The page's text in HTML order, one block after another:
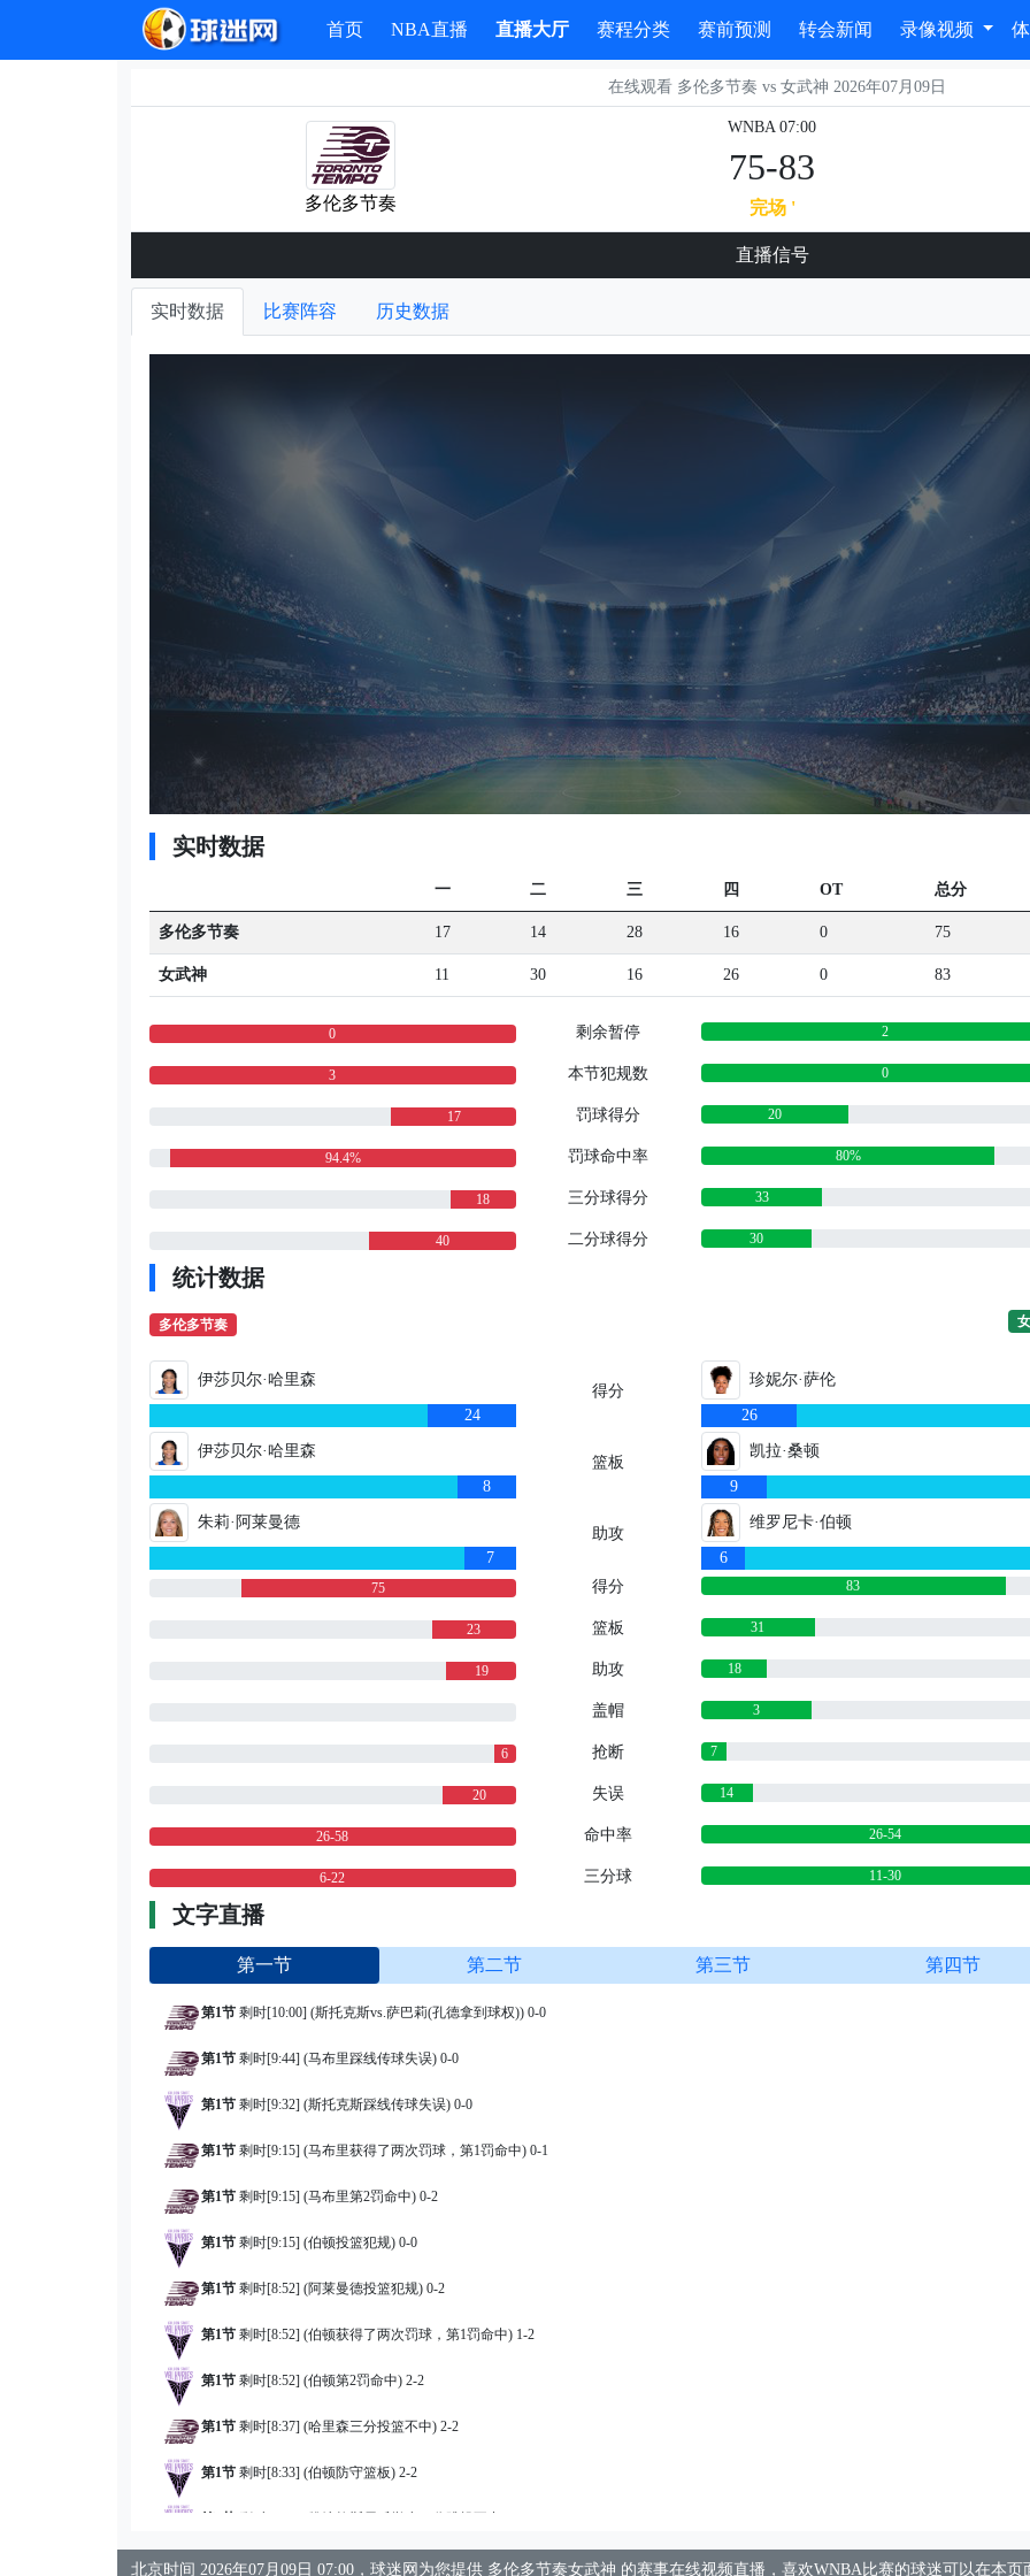
首页 NBA直播 直播大厅 赛程分类 赛前预测 转会新闻 录像视频
在线观看 多伦多节奏 vs 女武神 2026年07月09日
多伦多节奏
WNBA 07:00
75-83
完场 '
直播信号
实时数据 比赛阵容 历史数据
实时数据
一 二 三 四 OT 总分
多伦多节奏 17 14 28 16 0 75
女武神 11 30 16 26 0 83
0 剩余暂停 2
3 本节犯规数 0
17 罚球得分 20
94.4% 罚球命中率 80%
18 三分球得分 33
40 二分球得分 30
统计数据
多伦多节奏
伊莎贝尔·哈里森
24
得分
珍妮尔·萨伦
26
伊莎贝尔·哈里森
8
篮板
凯拉·桑顿
9
朱莉·阿莱曼德
7
助攻
维罗尼卡·伯顿
6
75 得分 83
23 篮板 31
19 助攻 18
盖帽 3
6 抢断 7
20 失误 14
26-58 命中率 26-54
6-22 三分球 11-30
文字直播
第一节 第二节 第三节 第四节
第1节 剩时[10:00] (斯托克斯vs.萨巴莉(孔德拿到球权)) 0-0
第1节 剩时[9:44] (马布里踩线传球失误) 0-0
第1节 剩时[9:32] (斯托克斯踩线传球失误) 0-0
第1节 剩时[9:15] (马布里获得了两次罚球，第1罚命中) 0-1
第1节 剩时[9:15] (马布里第2罚命中) 0-2
第1节 剩时[9:15] (伯顿投篮犯规) 0-0
第1节 剩时[8:52] (阿莱曼德投篮犯规) 0-2
第1节 剩时[8:52] (伯顿获得了两次罚球，第1罚命中) 1-2
第1节 剩时[8:52] (伯顿第2罚命中) 2-2
第1节 剩时[8:37] (哈里森三分投篮不中) 2-2
第1节 剩时[8:33] (伯顿防守篮板) 2-2
第1节剩时[8:23] (阿莱曼德防守篮板) 2-2
北京时间 2026年07月09日 07:00，球迷网为您提供 多伦多节奏女武神 的赛事在线视频直播，喜欢WNBA比赛的球迷可以在本